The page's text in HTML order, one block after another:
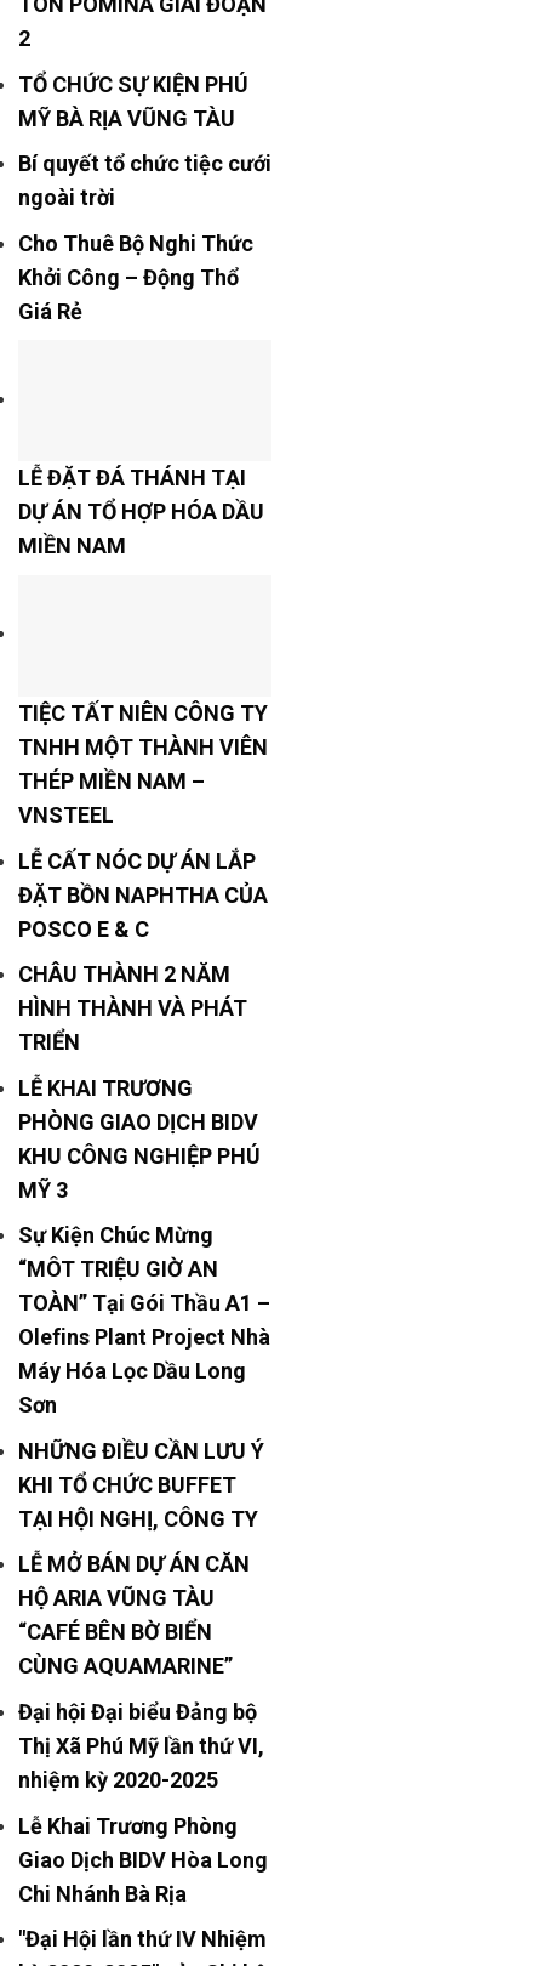
2
TỔ CHỨC SỰ KIỆN PHÚ
MỸ BÀ RỊA VŨNG TÀU
Bí quyết tổ chức tiệc cưới
ngoài trời
Cho Thuê Bộ Nghi Thức
Khởi Công – Động Thổ
Giá Rẻ
LỄ ĐẶT ĐÁ THÁNH TẠI
DỰ ÁN TỔ HỢP HÓA DẦU
MIỀN NAM
TIỆC TẤT NIÊN CÔNG TY
TNHH MỘT THÀNH VIÊN
THÉP MIỀN NAM –
VNSTEEL
LỄ CẤT NÓC DỰ ÁN LẮP
ĐẶT BỒN NAPHTHA CỦA
POSCO E & C
CHÂU THÀNH 2 NĂM
HÌNH THÀNH VÀ PHÁT
TRIỂN
LỄ KHAI TRƯƠNG
PHÒNG GIAO DỊCH BIDV
KHU CÔNG NGHIỆP PHÚ
MỸ 3
Sự Kiện Chúc Mừng
“MÔT TRIỆU GIỜ AN
TOÀN” Tại Gói Thầu A1 –
Olefins Plant Project Nhà
Máy Hóa Lọc Dầu Long
Sơn
NHỮNG ĐIỀU CẦN LƯU Ý
KHI TỔ CHỨC BUFFET
TẠI HỘI NGHỊ, CÔNG TY
LỄ MỞ BÁN DỰ ÁN CĂN
HỘ ARIA VŨNG TÀU
“CAFÉ BÊN BỜ BIỂN
CÙNG AQUAMARINE”
Đại hội Đại biểu Đảng bộ
Thị Xã Phú Mỹ lần thứ VI,
nhiệm kỳ 2020-2025
Lễ Khai Trương Phòng
Giao Dịch BIDV Hòa Long
Chi Nhánh Bà Rịa
"Đại Hội lần thứ IV Nhiệm